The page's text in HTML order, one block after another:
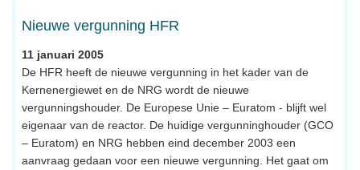
Nieuwe vergunning HFR
11 januari 2005
De HFR heeft de nieuwe vergunning in het kader van de
Kernenergiewet en de NRG wordt de nieuwe
vergunningshouder. De Europese Unie – Euratom - blijft wel
eigenaar van de reactor. De huidige vergunninghouder (GCO
– Euratom) en NRG hebben eind december 2003 een
aanvraag gedaan voor een nieuwe vergunning. Het gaat om